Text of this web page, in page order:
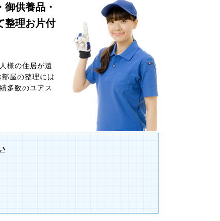
供養品・
整理お片付
様の住居が遠
屋の整理には
多数のユアス